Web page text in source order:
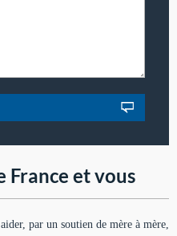
France et vous
par un soutien de mère à mère,